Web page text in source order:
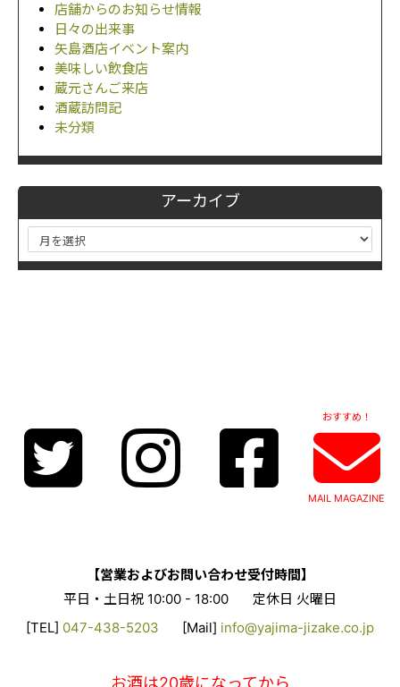
店舗からのお知らせ情報
日々の出来事
矢島酒店イベント案内
美味しい飲食店
蔵元さんご来店
酒蔵訪問記
未分類
アーカイブ
おすすめ！
MAIL MAGAZINE
【営業およびお問い合わせ受付時間】
平日・土日祝 10:00 - 18:00
定休日 火曜日
[TEL] 047-438-5203 [Mail] info@yajima-jizake.co.jp
お酒は20歳になってから